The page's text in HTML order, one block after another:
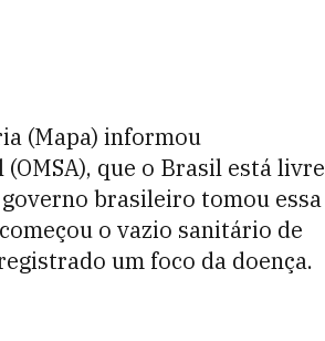
(Mapa) informou
que o Brasil está livre
brasileiro tomou essa
o vazio sanitário de
um foco da doença.